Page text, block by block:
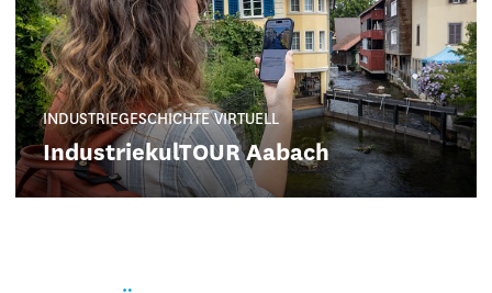
INDUSTRIEGESCHICHTE VIRTUELL
IndustriekulTOUR Aabach